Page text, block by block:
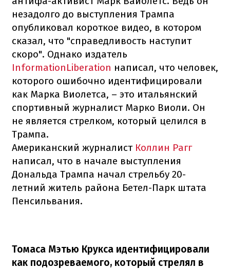
незадолго до выступления Трампа
опубликовал короткое видео, в котором
сказал, что "справедливость наступит
скоро". Однако издатель
InformationLiberation написал, что человек,
которого ошибочно идентифицировали
как Марка Виолетса, – это итальянский
спортивный журналист Марко Виоли. Он
не является стрелком, который целился в
Трампа.
Американский журналист Коллин Рагг
написал, что в начале выступления
Дональда Трампа начал стрельбу 20-
летний житель района Бетел-Парк штата
Пенсильвания.
Томаса Мэтью Крукса идентифицировали
как подозреваемого, который стрелял в